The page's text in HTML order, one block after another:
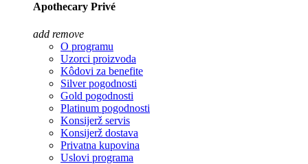
Apothecary Privé
add remove
O programu
Uzorci proizvoda
Kôdovi za benefite
Silver pogodnosti
Gold pogodnosti
Platinum pogodnosti
Konsijerž servis
Konsijerž dostava
Privatna kupovina
Uslovi programa